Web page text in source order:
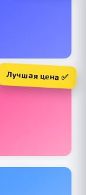
Лучшая цена ✅